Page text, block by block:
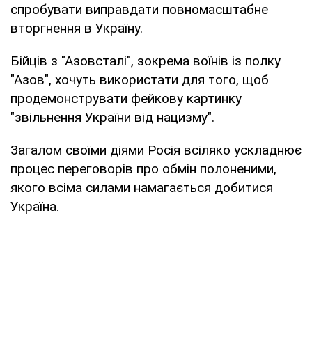
спробувати виправдати повномасштабне
вторгнення в Україну.
Бійців з "Азовсталі", зокрема воїнів із полку
"Азов", хочуть використати для того, щоб
продемонструвати фейкову картинку
"звільнення України від нацизму".
Загалом своїми діями Росія всіляко ускладнює
процес переговорів про обмін полоненими,
якого всіма силами намагається добитися
Україна.